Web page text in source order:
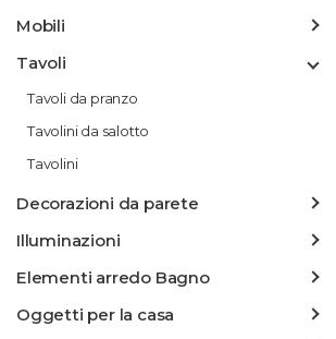
Mobili
Tavoli
Tavoli da pranzo
Tavolini da salotto
Tavolini
Decorazioni da parete
Illuminazioni
Elementi arredo Bagno
Oggetti per la casa